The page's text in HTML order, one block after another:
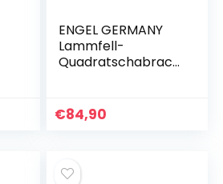
ENGEL GERMANY
Lammfell-
Quadratschabrack
Marineblau
(Schabra 4)
€84,90